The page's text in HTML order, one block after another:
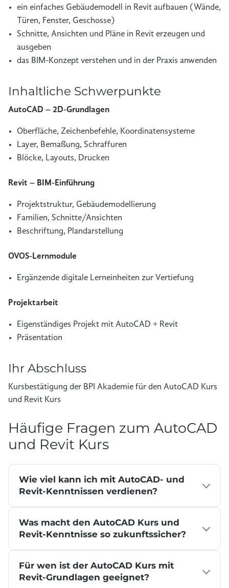
ein einfaches Gebäudemodell in Revit aufbauen (Wände,
Türen, Fenster, Geschosse)
Schnitte, Ansichten und Pläne in Revit erzeugen und
ausgeben
das BIM-Konzept verstehen und in der Praxis anwenden
Inhaltliche Schwerpunkte
AutoCAD – 2D-Grundlagen
Oberfläche, Zeichenbefehle, Koordinatensysteme
Layer, Bemaßung, Schraffuren
Blöcke, Layouts, Drucken
Revit – BIM-Einführung
Projektstruktur, Gebäudemodellierung
Familien, Schnitte/Ansichten
Beschriftung, Plandarstellung
OVOS-Lernmodule
Ergänzende digitale Lerneinheiten zur Vertiefung
Projektarbeit
Eigenständiges Projekt mit AutoCAD + Revit
Präsentation
Ihr Abschluss
Kursbestätigung der BPI Akademie für den AutoCAD Kurs
und Revit Kurs
Häufige Fragen zum AutoCAD
und Revit Kurs
Wie viel kann ich mit AutoCAD- und
Revit-Kenntnissen verdienen?
Beruf Sie AutoCAD oder Revit einsetzen — zum
Beispiel als CAD-Zeichner:in, Bautechniker:in, BIM-
Modellierer:in, Gebäudetechniker:in oder
technische:r Planer:in.Als Orientierung nennt der
AMS Karrierekompassfür CAD-Konstrukteur:innen
Was macht den AutoCAD Kurs und
Revit-Kenntnisse so zukunftssicher?
Gebäudetechnik und technischer Planung immer
wichtiger. AutoCAD wird häufig für präzise 2D-
Für wen ist der AutoCAD Kurs mit
Revit-Grundlagen geeignet?